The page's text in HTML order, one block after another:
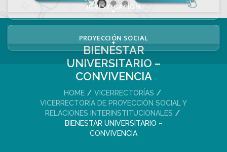
INVESTIGACIÓN
+
PROYECCIÓN SOCIAL
+
BIENESTAR
UNIVERSITARIO –
CONVIVENCIA
HOME
VICERRECTORÍAS
VICERRECTORÍA DE PROYECCIÓN SOCIAL Y
RELACIONES INTERINSTITUCIONALES
BIENESTAR UNIVERSITARIO –
CONVIVENCIA